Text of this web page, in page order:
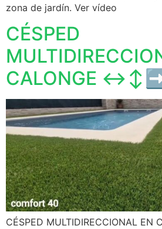
zona de jardín. Ver vídeo
CÉSPED
CALONGE
CÉSPED MULTIDIRECCIONAL